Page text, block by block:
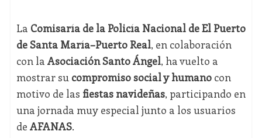
La Comisaría de la Policía Nacional de El Puerto
de Santa María–Puerto Real, en colaboración
con la Asociación Santo Ángel, ha vuelto a
mostrar su compromiso social y humanocon
motivo de las fiestas navideñas, participando en
una jornada muy especial junto a los usuarios
de AFANAS.